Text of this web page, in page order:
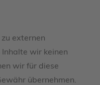
externen
wir keinen
wir für diese
übernehmen.